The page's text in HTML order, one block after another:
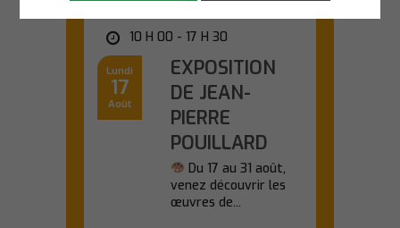
10 H 00 - 17 H 30
Lundi
17
Août
EXPOSITION
DE JEAN-
PIERRE
POUILLARD
Du 17 au 31 août,
venez découvrir les
œuvres de...